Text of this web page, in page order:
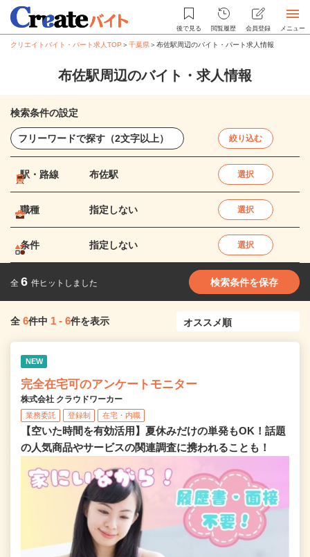
後で見る 閲覧履歴 会員登録 メニュー
クリエイトバイト・パート求人TOP ＞千葉県＞布佐駅周辺のバイト・パート求人情報
布佐駅周辺のバイト・求人情報
検索条件の設定
絞り込む
駅・路線 布佐駅 選択
職種 指定しない 選択
条件 指定しない 選択
全 6 件ヒットしました 検索条件を保存
全 6件中 1 - 6件を表示
NEW
完全在宅可のアンケートモニター
株式会社 クラウドワーカー
業務委託 登録制 在宅・内職
【空いた時間を有効活用】夏休みだけの単発もOK！話題
の人気商品やサービスの関連調査に携われることも！